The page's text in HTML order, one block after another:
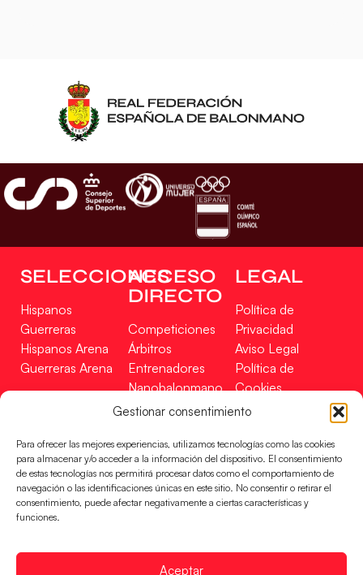
Gestionar consentimiento
Para ofrecer las mejores experiencias, utilizamos tecnologías como las cookies
para almacenar y/o acceder a la información del dispositivo. El consentimiento
de estas tecnologías nos permitirá procesar datos como el comportamiento de
navegación o las identificaciones únicas en este sitio. No consentir o retirar el
consentimiento, puede afectar negativamente a ciertas características y
funciones.
Aceptar
SELECCIONES
Hispanos
Guerreras
Hispanos Arena
Guerreras Arena
ACCESO
DIRECTO
Competiciones
Árbitros
Entrenadores
Nanobalonmano
Tienda
LEGAL
Política de
Privacidad
Aviso Legal
Política de
Cookies
Mapa Web
Incidencias
CONTACTO
EN
FINANCIADO